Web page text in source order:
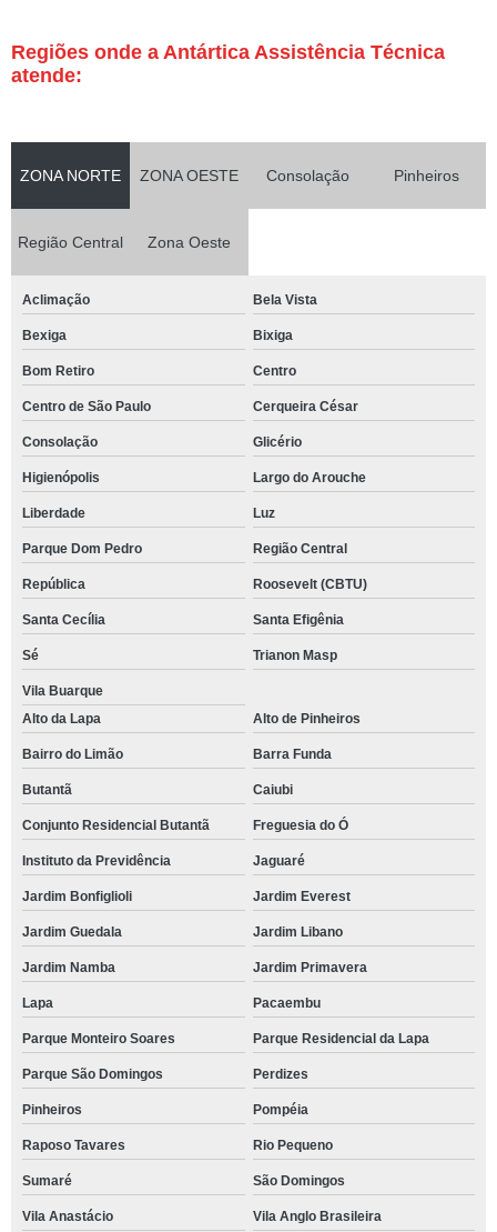
Regiões onde a Antártica Assistência Técnica
atende:
ZONA NORTE ZONA OESTE Consolação Pinheiros
Região Central Zona Oeste
Aclimação Bela Vista
Bexiga Bixiga
Bom Retiro Centro
Centro de São Paulo Cerqueira César
Consolação Glicério
Higienópolis Largo do Arouche
Liberdade Luz
Parque Dom Pedro Região Central
República Roosevelt (CBTU)
Santa Cecília Santa Efigênia
Sé Trianon Masp
Vila Buarque
Alto da Lapa
Alto de Pinheiros
Bairro do Limão Barra Funda
Butantã Caiubi
Conjunto Residencial Butantã Freguesia do Ó
Instituto da Previdência Jaguaré
Jardim Bonfiglioli Jardim Everest
Jardim Guedala Jardim Libano
Jardim Namba Jardim Primavera
Lapa Pacaembu
Parque Monteiro Soares Parque Residencial da Lapa
Parque São Domingos Perdizes
Pinheiros Pompéia
Raposo Tavares Rio Pequeno
Sumaré São Domingos
Vila Anastácio Vila Anglo Brasileira